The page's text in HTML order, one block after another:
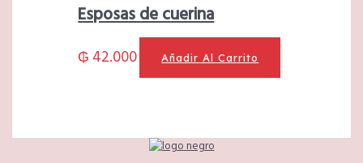
Esposas de cuerina
₲ 42.000 Añadir Al Carrito